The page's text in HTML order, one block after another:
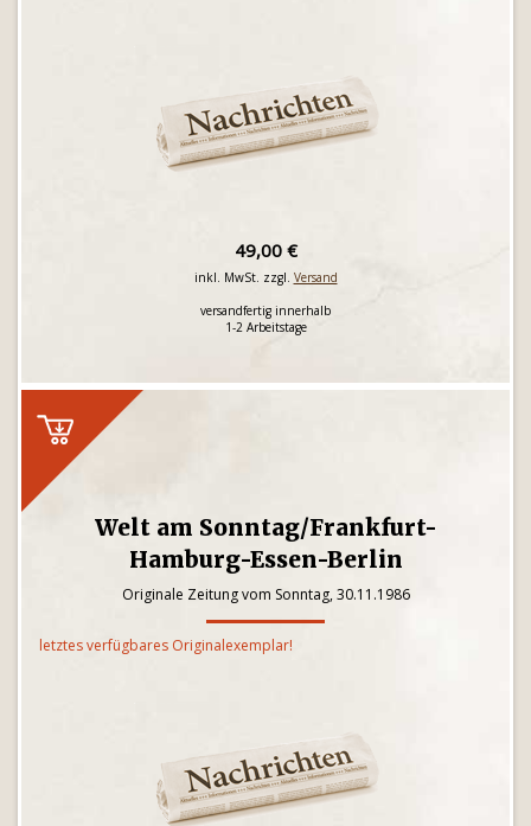
49,00 €
inkl. MwSt. zzgl. Versand
versandfertig innerhalb
1-2 Arbeitstage
Welt am Sonntag/Frankfurt-
Hamburg-Essen-Berlin
Originale Zeitung vom Sonntag, 30.11.1986
letztes verfügbares Originalexemplar!